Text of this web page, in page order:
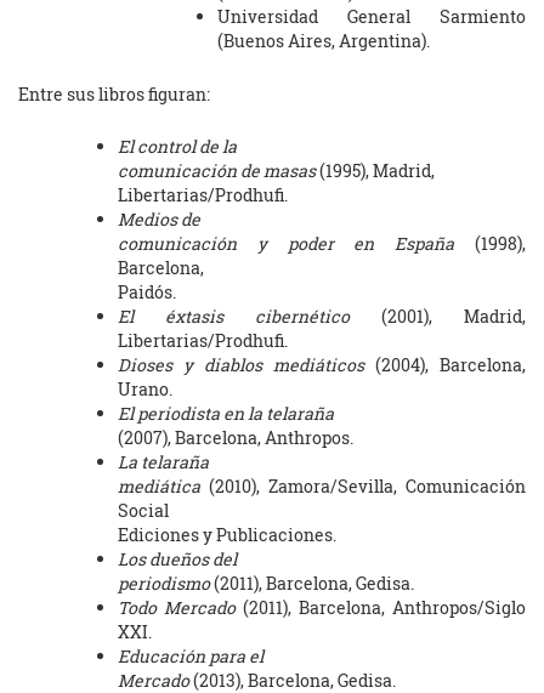
Universidad General Sarmiento
(Buenos Aires, Argentina).
Entre sus libros figuran:
El control de la
comunicación de masas(1995), Madrid,
Libertarias/Prodhufi.
Medios de
comunicación y poder en España (1998),
Barcelona,
Paidós.
El éxtasis cibernético(2001), Madrid,
Libertarias/Prodhufi.
Dioses y diablos mediáticos(2004), Barcelona,
Urano.
El periodista en la telaraña
(2007), Barcelona, Anthropos.
La telaraña
mediática (2010), Zamora/Sevilla, Comunicación
Social
Ediciones y Publicaciones.
Los dueños del
periodismo(2011), Barcelona, Gedisa.
Todo Mercado(2011), Barcelona, Anthropos/Siglo
XXI.
Educación para el
Mercado(2013), Barcelona, Gedisa.